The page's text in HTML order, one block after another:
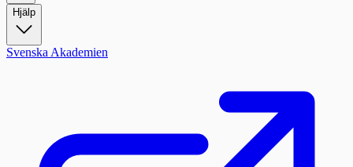
Hjälp
Svenska Akademien